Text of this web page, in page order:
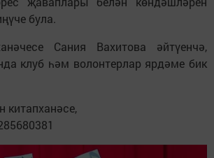
була.
Сания Вахитова әйтүенчә,
клуб һәм волонтерлар ярдәме бик
китапханәсе,